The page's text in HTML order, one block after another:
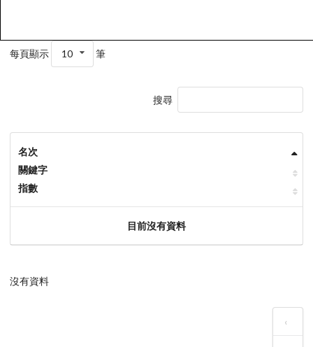
每頁顯示 10 筆
搜尋
名次
關鍵字
指數
目前沒有資料
沒有資料
‹